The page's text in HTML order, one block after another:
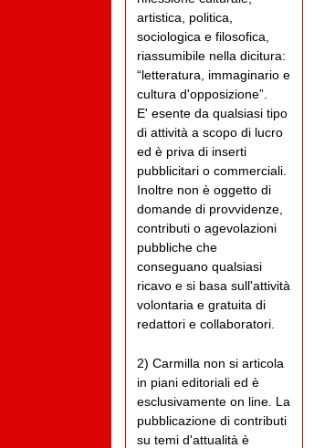
artistica, politica,
sociologica e filosofica,
riassumibile nella dicitura:
“letteratura, immaginario e
cultura d'opposizione”.
E' esente da qualsiasi tipo
di attività a scopo di lucro
ed è priva di inserti
pubblicitari o commerciali.
Inoltre non è oggetto di
domande di provvidenze,
contributi o agevolazioni
pubbliche che
conseguano qualsiasi
ricavo e si basa sull'attività
volontaria e gratuita di
redattori e collaboratori.
2) Carmilla non si articola
in piani editoriali ed è
esclusivamente on line. La
pubblicazione di contributi
su temi d'attualità è